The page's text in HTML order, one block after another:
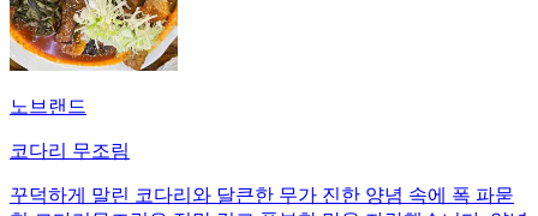
노브랜드
코다리 무조림
꾸덕하게 말린 코다리와 달큰한 무가 진한 양념 속에 폭 파묻